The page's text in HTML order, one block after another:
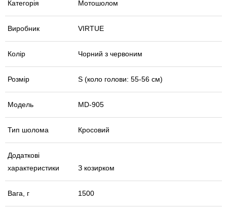
Категорія Мотошолом
Виробник VIRTUE
Колір Чорний з червоним
Розмір S (коло голови: 55-56 см)
Модель MD-905
Тип шолома Кросовий
Додаткові
характеристики
З козирком
Вага, г 1500